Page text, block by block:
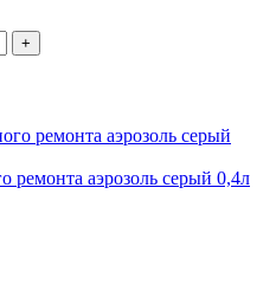
+
ремонта аэрозоль серый 0,4л